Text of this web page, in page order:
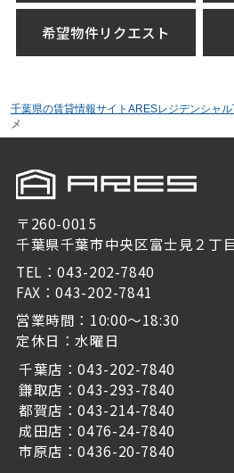
希望物件リクエスト
千葉県の賃貸情報サイトARESレジデンシャル
メ
〒260-0015
千葉県千葉市中央区富士見２丁
TEL：043-202-7840
FAX：043-202-7841
営業時間：10:00～18:30
定休日：水曜日
千葉店：043-202-7840
鎌取店：043-293-7840
都賀店：043-214-7840
成田店：0476-24-7840
市原店：0436-20-7840